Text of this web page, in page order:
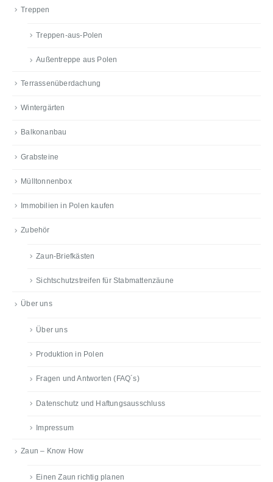
Treppen
Treppen-aus-Polen
Außentreppe aus Polen
Terrassenüberdachung
Wintergärten
Balkonanbau
Grabsteine
Mülltonnenbox
Immobilien in Polen kaufen
Zubehör
Zaun-Briefkästen
Sichtschutzstreifen für Stabmattenzäune
Über uns
Über uns
Produktion in Polen
Fragen und Antworten (FAQ´s)
Datenschutz und Haftungsausschluss
Impressum
Zaun – Know How
Einen Zaun richtig planen